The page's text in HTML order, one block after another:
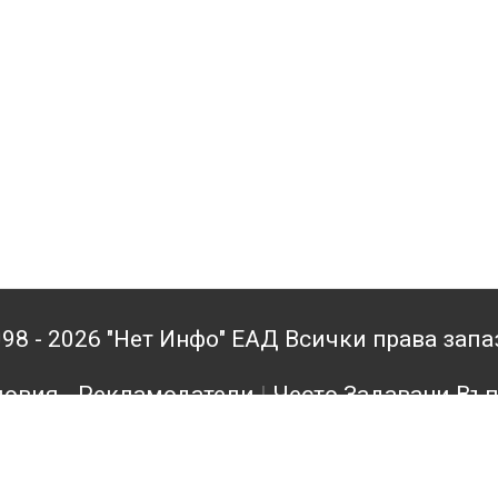
- 2026 "Нет Инфо" ЕАД Всички права
- Рекламодатели|Често Задавани